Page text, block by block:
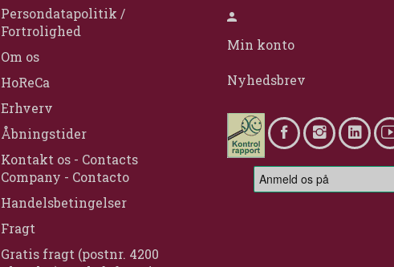
Persondatapolitik /
Fortrolighed
Om os
HoReCa
Erhverv
Åbningstider
Kontakt os - Contacts
Company - Contacto
Handelsbetingelser
Fragt
Gratis fragt (postnr. 4200
Min konto
Nyhedsbrev